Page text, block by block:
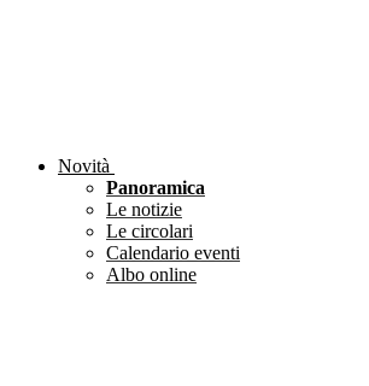
Novità
Panoramica
Le notizie
Le circolari
Calendario eventi
Albo online